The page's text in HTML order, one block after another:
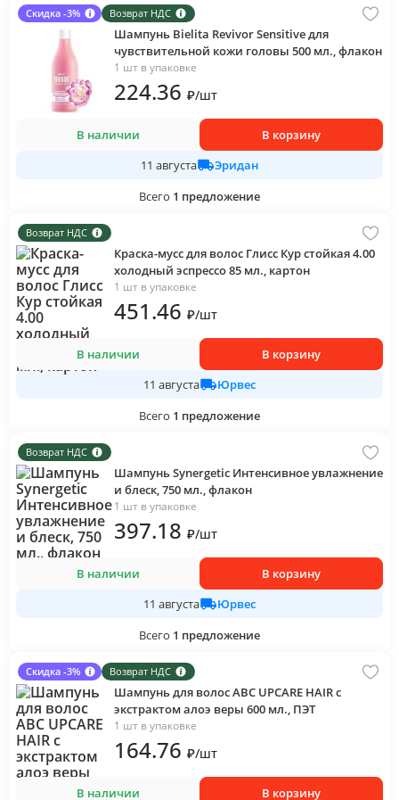
Скидка -3% Возврат НДС
Шампунь Bielita Revivor Sensitive для
чувствительной кожи головы 500 мл., флакон
1 шт в упаковке
224.36 ₽/шт
В наличии
В корзину
11 августа
Эридан
Всего 1 предложение
Возврат НДС
Краска-мусс для волос Глисс Кур стойкая 4.00
холодный эспрессо 85 мл., картон
1 шт в упаковке
451.46 ₽/шт
В наличии
В корзину
11 августа
Юрвес
Всего 1 предложение
Возврат НДС
Шампунь Synergetic Интенсивное увлажнение
и блеск, 750 мл., флакон
1 шт в упаковке
397.18 ₽/шт
В наличии
В корзину
11 августа
Юрвес
Всего 1 предложение
Скидка -3% Возврат НДС
Шампунь для волос АВС UPCARE HAIR с
экстрактом алоэ веры 600 мл., ПЭТ
1 шт в упаковке
164.76 ₽/шт
В наличии
В корзину